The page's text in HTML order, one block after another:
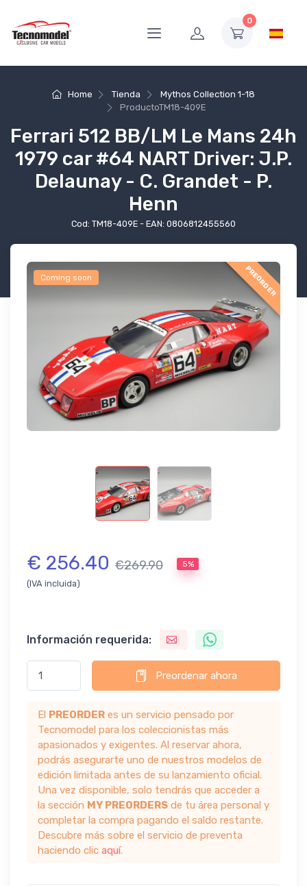
0
Home Tienda
Mythos Collection 1-18
ProductoTM18-409E
Ferrari 512 BB/LM Le Mans 24h
1979 car #64 NART Driver: J.P.
Delaunay - C. Grandet - P.
Henn
Cod: TM18-409E - EAN: 0806812455560
Coming soon PREORDER
€ 256.40 €269.90 5%
(IVA incluida)
Información requerida:
Preordenar ahora
El PREORDER es un servicio pensado por
Tecnomodel para los coleccionistas más
apasionados y exigentes. Al reservar ahora,
podrás asegurarte uno de nuestros modelos de
edición limitada antes de su lanzamiento oficial.
Una vez disponible, solo tendrás que acceder a
la sección MY PREORDERS de tu área personal y
completar la compra pagando el saldo restante.
Descubre más sobre el servicio de preventa
haciendo clic aquí.